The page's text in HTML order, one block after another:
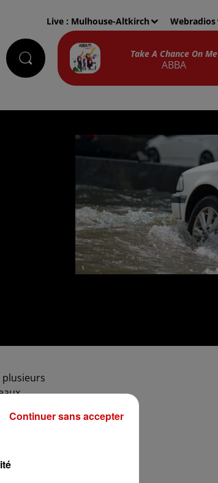
Live : Mulhouse-Altkirch Webradios
Take A Chance On Me
ABBA
ont
orange
Continuer sans accepter